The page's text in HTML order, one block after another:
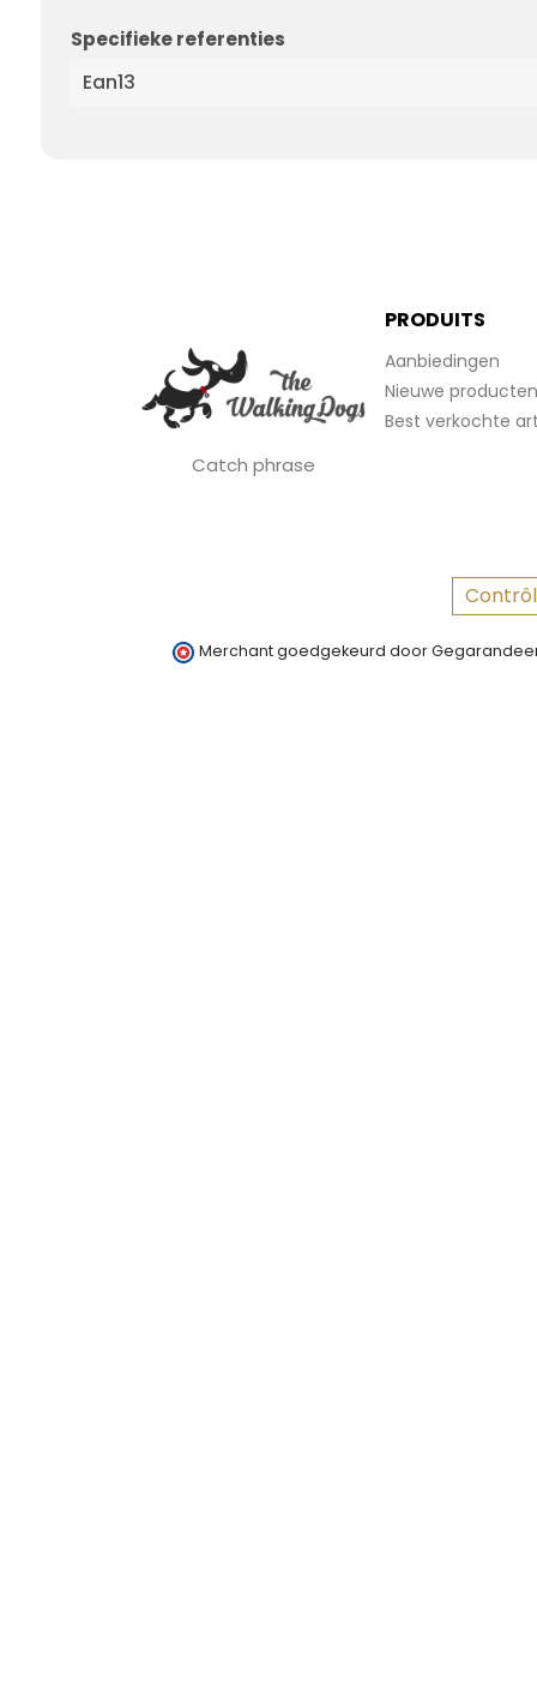
Specifieke referenties
Ean13
Catch phrase
PRODUITS
Aanbiedingen
Nieuwe producten
Best verkochte
Merchant goedgekeurd door